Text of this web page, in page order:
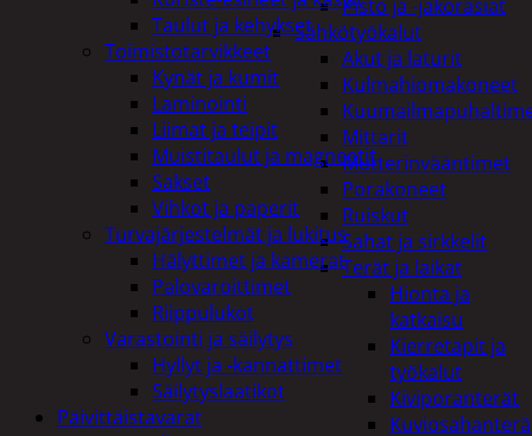
Pisto ja -jakorasiat
Sähkötyökalut
Akut ja laturit
Kulmahiomakoneet
Mittarit
Mutterinvääntimet
Porakoneet
Ruiskut
Sahat ja sirkkelit
Terät ja laikat
Hionta ja
katkaisu
Kierretapit ja
työkalut
Kiviporanterät
Kuviosahanterä
Taulut ja kehykset
Toimistotarvikkeet
Kynät ja kumit
Laminointi
Liimat ja teipit
Muistitaulut ja magneetit
Sakset
Vihkot ja paperit
Turvajärjestelmät ja lukitus
Hälyttimet ja kamerat
Palovaroittimet
Riippulukot
Varastointi ja säilytys
Hyllyt ja -kannattimet
Säilytyslaatikot
Päivittäistavarat